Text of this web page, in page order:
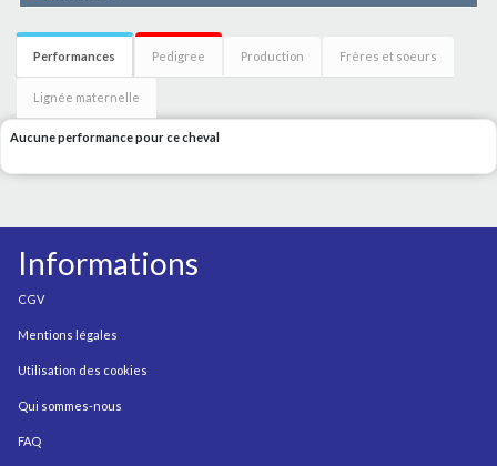
Performances Pedigree Production Frères et soeurs
Lignée maternelle
Aucune performance pour ce cheval
Informations
CGV
Mentions légales
Utilisation des cookies
Qui sommes-nous
FAQ